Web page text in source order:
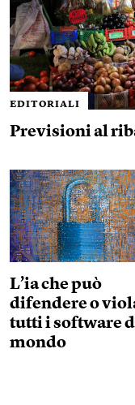
EDITORIALI
Previsioni al
L’ia che può
difendere o
tutti i software
mondo